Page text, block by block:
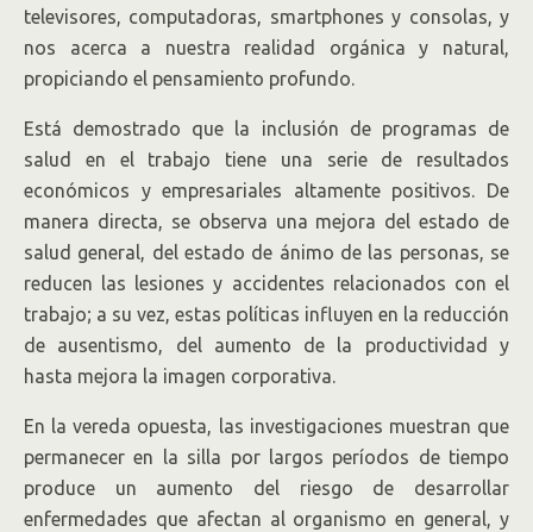
televisores, computadoras, smartphones y consolas, y
nos acerca a nuestra realidad orgánica y natural,
propiciando el pensamiento profundo.
Está demostrado que la inclusión de programas de
salud en el trabajo tiene una serie de resultados
económicos y empresariales altamente positivos. De
manera directa, se observa una mejora del estado de
salud general, del estado de ánimo de las personas, se
reducen las lesiones y accidentes relacionados con el
trabajo; a su vez, estas políticas influyen en la reducción
de ausentismo, del aumento de la productividad y
hasta mejora la imagen corporativa.
En la vereda opuesta, las investigaciones muestran que
permanecer en la silla por largos períodos de tiempo
produce un aumento del riesgo de desarrollar
enfermedades que afectan al organismo en general, y